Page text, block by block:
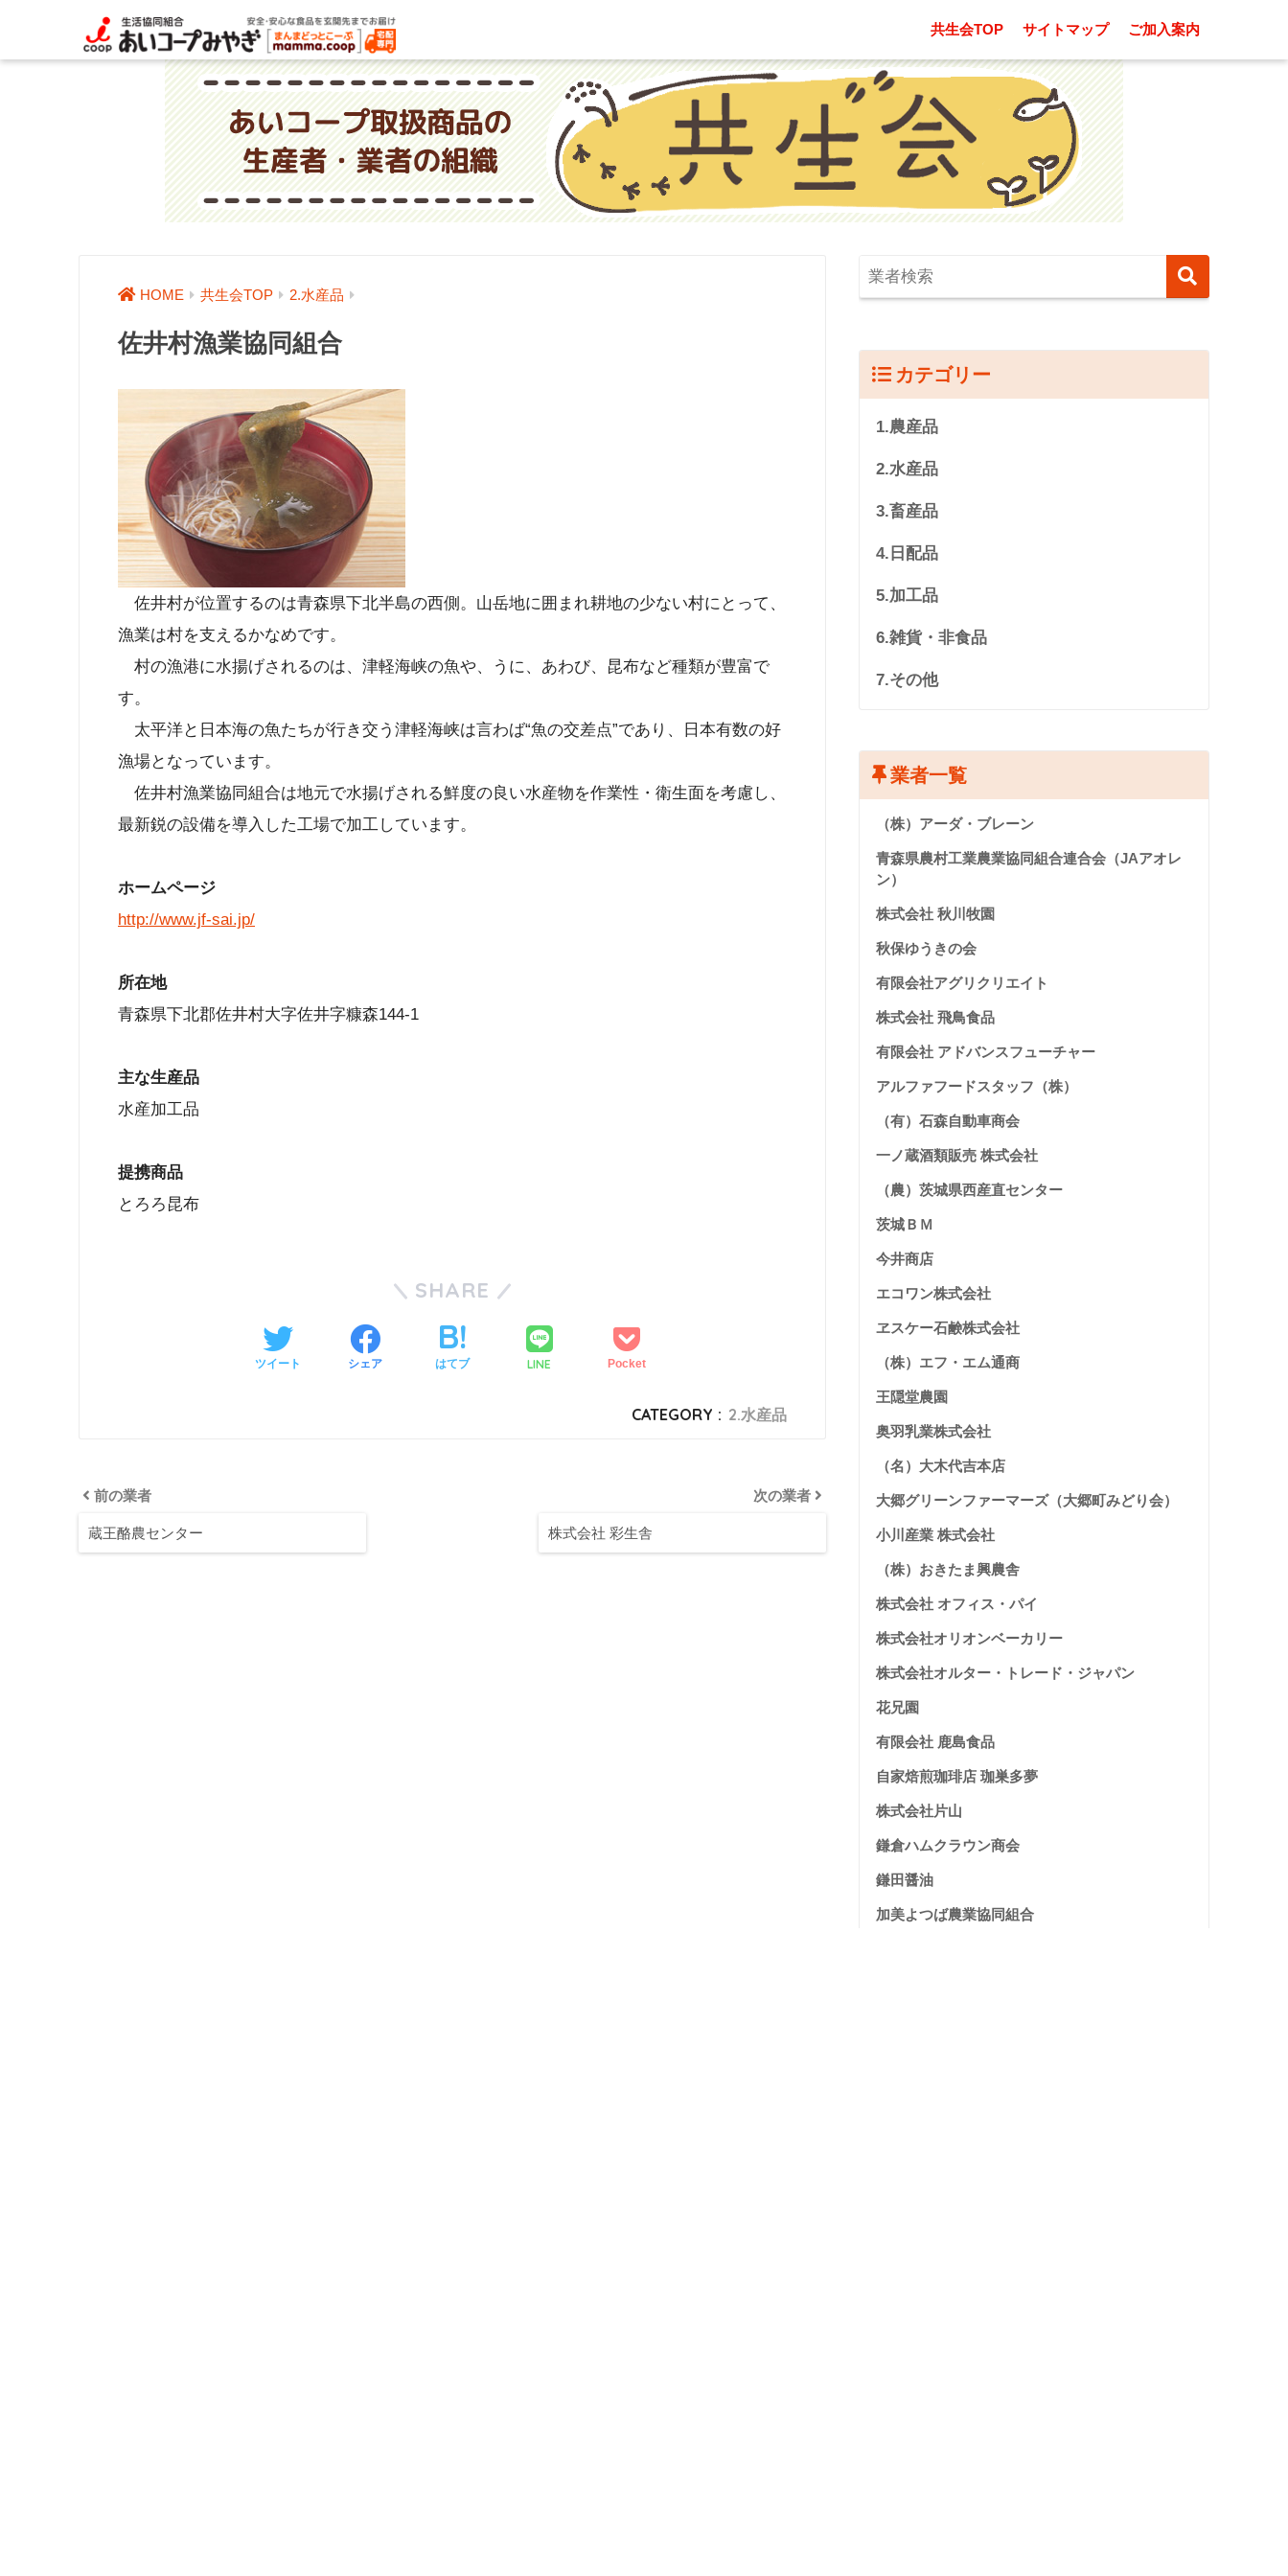
共生会TOP サイトマップ ご加入案内
HOME 共生会TOP 2.水産品
佐井村漁業協同組合
佐井村が位置するのは青森県下北半島の西側。山岳地に囲まれ耕地の少ない村にとって、
漁業は村を支えるかなめです。
村の漁港に水揚げされるのは、津軽海峡の魚や、うに、あわび、昆布など種類が豊富で
す。
太平洋と日本海の魚たちが行き交う津軽海峡は言わば“魚の交差点”であり、日本有数の好
漁場となっています。
佐井村漁業協同組合は地元で水揚げされる鮮度の良い水産物を作業性・衛生面を考慮し、
最新鋭の設備を導入した工場で加工しています。
ホームページ
http://www.jf-sai.jp/
所在地
青森県下北郡佐井村大字佐井字糠森144-1
主な生産品
水産加工品
提携商品
とろろ昆布
SHARE
ツイート シェア はてブ LINE Pocket
CATEGORY : 2.水産品
前の業者
蔵王酪農センター
次の業者
株式会社 彩生舎
カテゴリー
1.農産品
2.水産品
3.畜産品
4.日配品
5.加工品
6.雑貨・非食品
7.その他
業者一覧
（株）アーダ・ブレーン
青森県農村工業農業協同組合連合会（JAアオレ
ン）
株式会社 秋川牧園
秋保ゆうきの会
有限会社アグリクリエイト
株式会社 飛鳥食品
有限会社 アドバンスフューチャー
アルファフードスタッフ（株）
（有）石森自動車商会
一ノ蔵酒類販売 株式会社
（農）茨城県西産直センター
茨城ＢＭ
今井商店
エコワン株式会社
ヱスケー石鹸株式会社
（株）エフ・エム通商
王隠堂農園
奥羽乳業株式会社
（名）大木代吉本店
大郷グリーンファーマーズ（大郷町みどり会）
小川産業 株式会社
（株）おきたま興農舎
株式会社 オフィス・パイ
株式会社オリオンベーカリー
株式会社オルター・トレード・ジャパン
花兄園
有限会社 鹿島食品
自家焙煎珈琲店 珈巣多夢
株式会社片山
鎌倉ハムクラウン商会
鎌田醤油
加美よつば農業協同組合